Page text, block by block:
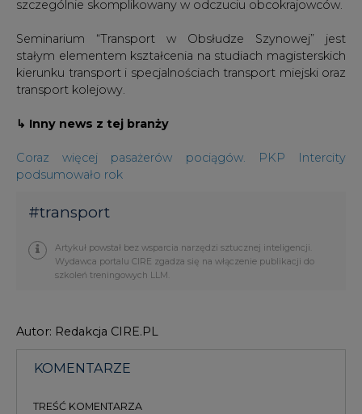
szczególnie skomplikowany w odczuciu obcokrajowców.
Seminarium “Transport w Obsłudze Szynowej” jest
stałym elementem kształcenia na studiach magisterskich
kierunku transport i specjalnościach transport miejski oraz
transport kolejowy.
↳ Inny news z tej branży
Coraz więcej pasażerów pociągów. PKP Intercity
podsumowało rok
#transport
Artykuł powstał bez wsparcia narzędzi sztucznej inteligencji.
Wydawca portalu CIRE zgadza się na włączenie publikacji do
szkoleń treningowych LLM.
Autor: Redakcja CIRE.PL
KOMENTARZE
TREŚĆ KOMENTARZA